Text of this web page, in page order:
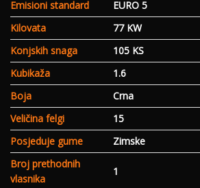
Emisioni standard
EURO 5
Kilovata
77 KW
Konjskih snaga
105 KS
Kubikaža
1.6
Boja
Crna
Veličina felgi
15
Posjeduje gume
Zimske
Broj prethodnih
vlasnika
1